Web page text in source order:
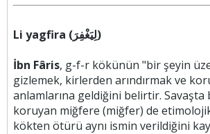
Li yagfira (لِيَغْفِرَ)
İbn Fâris, g-f-r kökünün "bir şeyin
gizlemek, kirlerden arındırmak ve
anlamlarına geldiğini belirtir. Savaşta
koruyan miğfere (miğfer) de
kökten ötürü aynı ismin verildiğini